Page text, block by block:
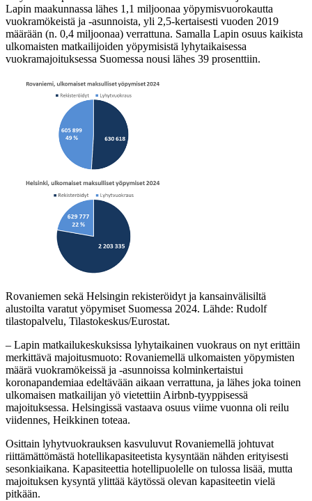
Lapin maakunnassa lähes 1,1 miljoonaa yöpymisvuorokautta
vuokramökeistä ja -asunnoista, yli 2,5-kertaisesti vuoden 2019
määrään (n. 0,4 miljoonaa) verrattuna. Samalla Lapin osuus kaikista
ulkomaisten matkailijoiden yöpymisistä lyhytaikaisessa
vuokramajoituksessa Suomessa nousi lähes 39 prosenttiin.
Rovaniemen sekä Helsingin rekisteröidyt ja kansainvälisiltä
alustoilta varatut yöpymiset Suomessa 2024. Lähde: Rudolf
tilastopalvelu, Tilastokeskus/Eurostat.
– Lapin matkailukeskuksissa lyhytaikainen vuokraus on nyt erittäin
merkittävä majoitusmuoto: Rovaniemellä ulkomaisten yöpymisten
määrä vuokramökeissä ja -asunnoissa kolminkertaistui
koronapandemiaa edeltävään aikaan verrattuna, ja lähes joka toinen
ulkomaisen matkailijan yö vietettiin Airbnb-tyyppisessä
majoituksessa. Helsingissä vastaava osuus viime vuonna oli reilu
viidennes, Heikkinen toteaa.
Osittain lyhytvuokrauksen kasvuluvut Rovaniemellä johtuvat
riittämättömästä hotellikapasiteetista kysyntään nähden erityisesti
sesonkiaikana. Kapasiteettia hotellipuolelle on tulossa lisää, mutta
majoituksen kysyntä ylittää käytössä olevan kapasiteetin vielä
pitkään.